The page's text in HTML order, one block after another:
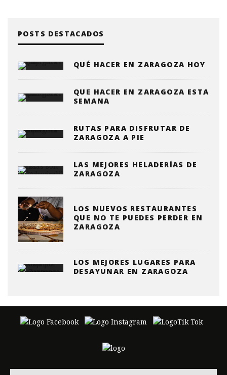
POSTS DESTACADOS
QUÉ HACER EN ZARAGOZA HOY
QUE HACER EN ZARAGOZA ESTA
SEMANA
RUTAS PARA DISFRUTAR DE
ZARAGOZA A PIE
LAS MEJORES HELADERÍAS DE
ZARAGOZA
LOS NUEVOS RESTAURANTES
QUE NO TE PUEDES PERDER EN
ZARAGOZA
LOS MEJORES LUGARES PARA
DESAYUNAR EN ZARAGOZA